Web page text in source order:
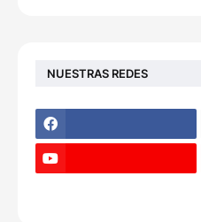
NUESTRAS REDES